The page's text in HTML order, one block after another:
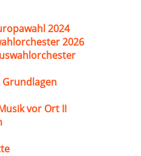
2024
2026
vor Ort II